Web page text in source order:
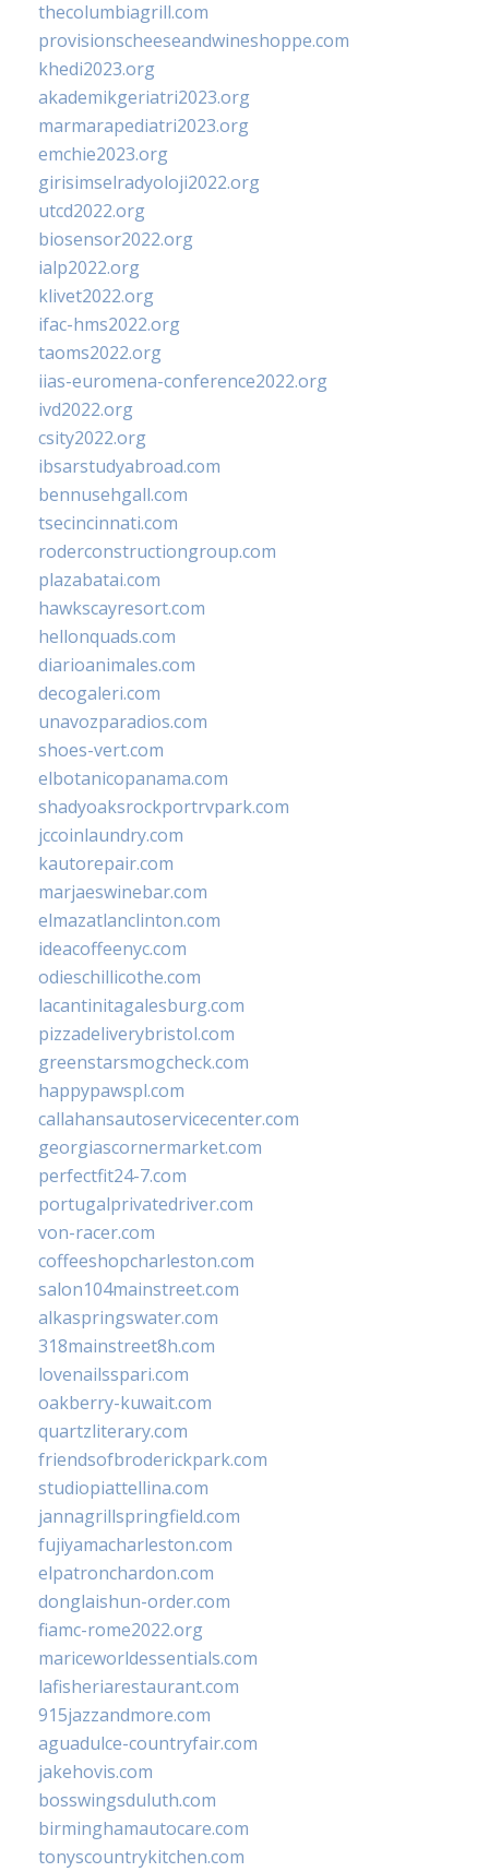
thecolumbiagrill.com
provisionscheeseandwineshoppe.com
khedi2023.org
akademikgeriatri2023.org
marmarapediatri2023.org
emchie2023.org
girisimselradyoloji2022.org
utcd2022.org
biosensor2022.org
ialp2022.org
klivet2022.org
ifac-hms2022.org
taoms2022.org
iias-euromena-conference2022.org
ivd2022.org
csity2022.org
ibsarstudyabroad.com
bennusehgall.com
tsecincinnati.com
roderconstructiongroup.com
plazabatai.com
hawkscayresort.com
hellonquads.com
diarioanimales.com
decogaleri.com
unavozparadios.com
shoes-vert.com
elbotanicopanama.com
shadyoaksrockportrvpark.com
jccoinlaundry.com
kautorepair.com
marjaeswinebar.com
elmazatlanclinton.com
ideacoffeenyc.com
odieschillicothe.com
lacantinitagalesburg.com
pizzadeliverybristol.com
greenstarsmogcheck.com
happypawspl.com
callahansautoservicecenter.com
georgiascornermarket.com
perfectfit24-7.com
portugalprivatedriver.com
von-racer.com
coffeeshopcharleston.com
salon104mainstreet.com
alkaspringswater.com
318mainstreet8h.com
lovenailsspari.com
oakberry-kuwait.com
quartzliterary.com
friendsofbroderickpark.com
studiopiattellina.com
jannagrillspringfield.com
fujiyamacharleston.com
elpatronchardon.com
donglaishun-order.com
fiamc-rome2022.org
mariceworldessentials.com
lafisheriarestaurant.com
915jazzandmore.com
aguadulce-countryfair.com
jakehovis.com
bosswingsduluth.com
birminghamautocare.com
tonyscountrykitchen.com